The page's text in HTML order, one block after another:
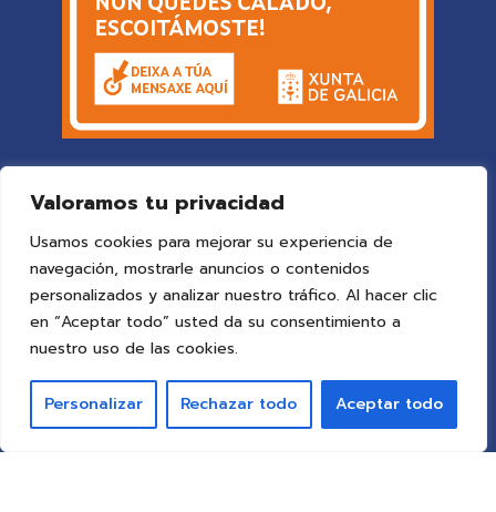
Valoramos tu privacidad
Usamos cookies para mejorar su experiencia de
navegación, mostrarle anuncios o contenidos
personalizados y analizar nuestro tráfico. Al hacer clic
en “Aceptar todo” usted da su consentimiento a
nuestro uso de las cookies.
Personalizar Rechazar todo Aceptar todo
© 2025 Colegio Vigoby ideaspropias publicidad&web
Todos los derechos reservados.
Aviso Legal